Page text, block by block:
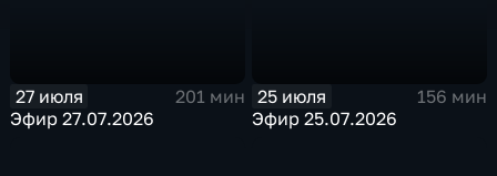
27 июля
201 мин
Эфир 27.07.2026
25 июля
156 мин
Эфир 25.07.2026